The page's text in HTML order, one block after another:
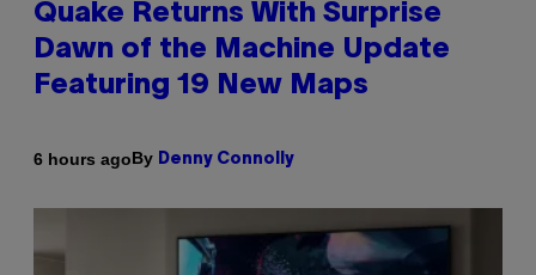
Quake Returns With Surprise
Dawn of the Machine Update
Featuring 19 New Maps
6 hours agoBy Denny Connolly